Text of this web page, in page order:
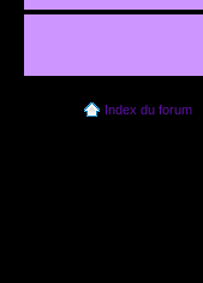
Index du forum